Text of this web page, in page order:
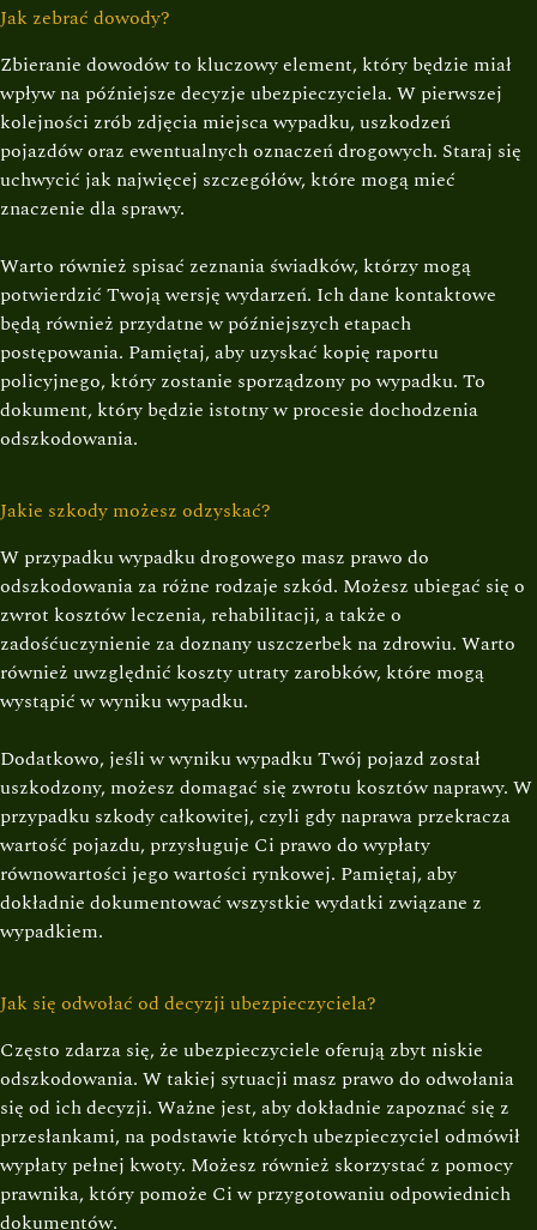
Jak zebrać dowody?
Zbieranie dowodów to kluczowy element, który będzie miał
wpływ na późniejsze decyzje ubezpieczyciela. W pierwszej
kolejności zrób zdjęcia miejsca wypadku, uszkodzeń
pojazdów oraz ewentualnych oznaczeń drogowych. Staraj się
uchwycić jak najwięcej szczegółów, które mogą mieć
znaczenie dla sprawy.
Warto również spisać zeznania świadków, którzy mogą
potwierdzić Twoją wersję wydarzeń. Ich dane kontaktowe
będą również przydatne w późniejszych etapach
postępowania. Pamiętaj, aby uzyskać kopię raportu
policyjnego, który zostanie sporządzony po wypadku. To
dokument, który będzie istotny w procesie dochodzenia
odszkodowania.
Jakie szkody możesz odzyskać?
W przypadku wypadku drogowego masz prawo do
odszkodowania za różne rodzaje szkód. Możesz ubiegać się o
zwrot kosztów leczenia, rehabilitacji, a także o
zadośćuczynienie za doznany uszczerbek na zdrowiu. Warto
również uwzględnić koszty utraty zarobków, które mogą
wystąpić w wyniku wypadku.
Dodatkowo, jeśli w wyniku wypadku Twój pojazd został
uszkodzony, możesz domagać się zwrotu kosztów naprawy. W
przypadku szkody całkowitej, czyli gdy naprawa przekracza
wartość pojazdu, przysługuje Ci prawo do wypłaty
równowartości jego wartości rynkowej. Pamiętaj, aby
dokładnie dokumentować wszystkie wydatki związane z
wypadkiem.
Jak się odwołać od decyzji ubezpieczyciela?
Często zdarza się, że ubezpieczyciele oferują zbyt niskie
odszkodowania. W takiej sytuacji masz prawo do odwołania
się od ich decyzji. Ważne jest, aby dokładnie zapoznać się z
przesłankami, na podstawie których ubezpieczyciel odmówił
wypłaty pełnej kwoty. Możesz również skorzystać z pomocy
prawnika, który pomoże Ci w przygotowaniu odpowiednich
dokumentów.